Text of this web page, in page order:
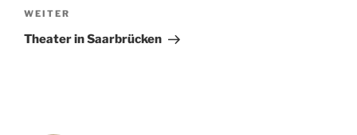
Nächster
Beitrag
WEITER
Theater in Saarbrücken